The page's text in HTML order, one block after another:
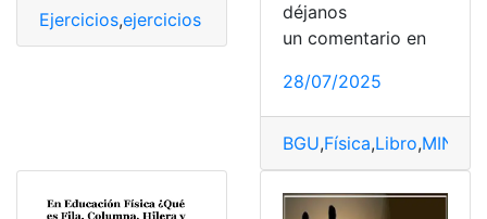
Ejercicios,ejercicios de orden ,Ejercicios de Orden y
déjanos
un comentario en
28/07/2025
BGU,Física,Libro,